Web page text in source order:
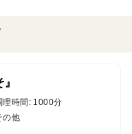
理時間: 1000分
の他